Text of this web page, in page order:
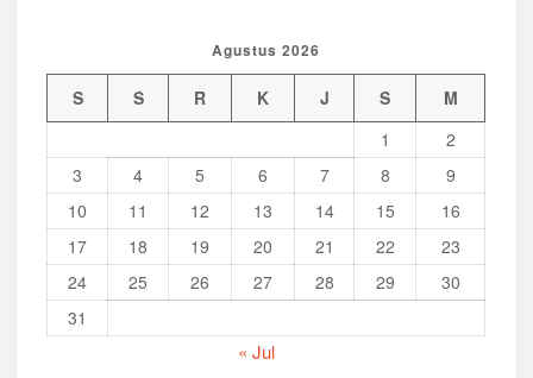
Agustus 2026
S S R K J S
M
1
2
3
4 5 6 7 8
9
10
11 12 13 14 15
16
17
18 19 20 21 22
23
24
25 26 27 28 29
30
31
« Jul